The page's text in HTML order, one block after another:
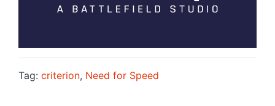
Tag: criterion, Need for Speed